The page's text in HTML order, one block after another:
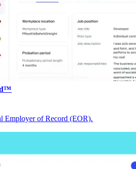
Employer of Record (EOR).​​